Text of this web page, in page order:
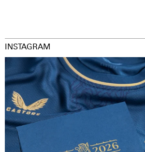
INSTAGRAM
Happy Birthday FCZ
130 years filled ...
127
3